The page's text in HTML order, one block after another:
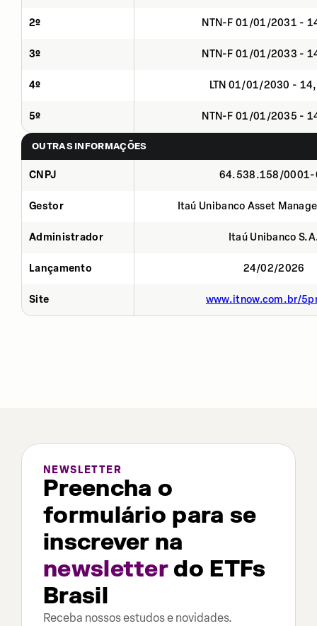
2º NTN-F 01/01/2031 -
3º NTN-F 01/01/2033 -
4º LTN 01/01/2030 -
5º NTN-F 01/01/2035 -
OUTRAS INFORMAÇÕES
CNPJ 64.538.158/0001-
Gestor Itaú Unibanco Asset
Administrador Itaú Unibanco
Lançamento 24/02/2026
Site www.itnow.com.br/
NEWSLETTER
Preencha o
formulário para se
inscrever na
newsletterdo ETFs
Brasil
Receba nossos estudos e novidades.